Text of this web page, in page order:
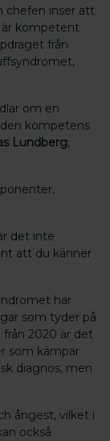
chefen inser att
kompetent
från
om en
kompetens
Lundberg,
det inte
att du känner
har
som tyder på
2020 är det
som kämpar
diagnos, men
ångest, vilket i
också